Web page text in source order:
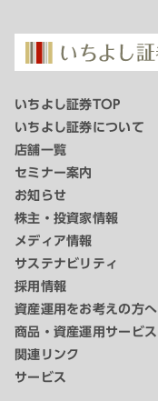
いちよし証券TOP
いちよし証券について
店舗一覧
セミナー案内
お知らせ
株主・投資家情報
メディア情報
サステナビリティ
採用情報
資産運用をお考えの方へ
商品・資産運用サービス
関連リンク
サービス